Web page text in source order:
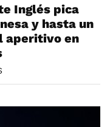
Inglés pica
y hasta un
aperitivo en